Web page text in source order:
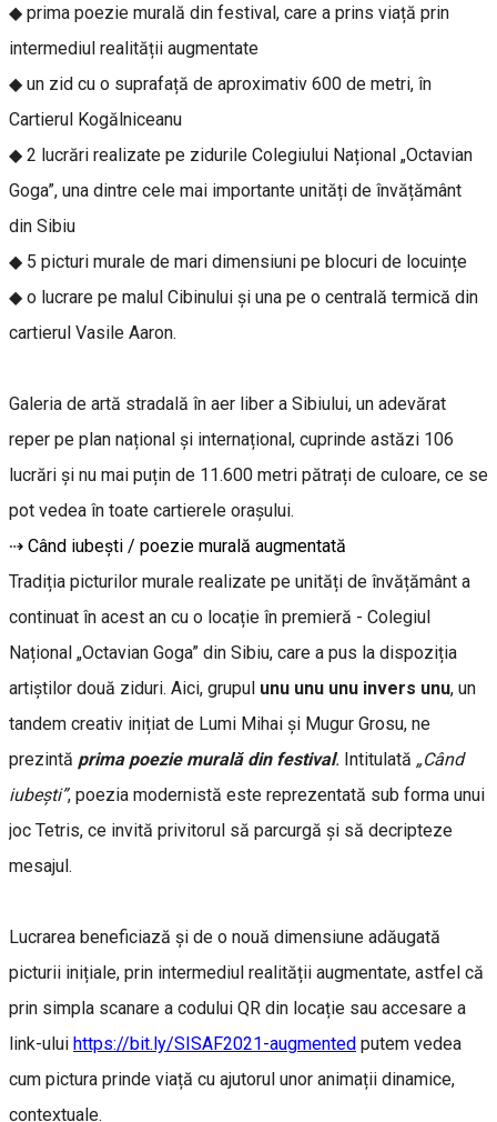
◆ prima poezie murală din festival, care a prins viață prin
intermediul realității augmentate
◆ un zid cu o suprafață de aproximativ 600 de metri, în
Cartierul Kogălniceanu
◆ 2 lucrări realizate pe zidurile Colegiului Național „Octavian
Goga”, una dintre cele mai importante unități de învățământ
din Sibiu
◆ 5 picturi murale de mari dimensiuni pe blocuri de locuințe
◆ o lucrare pe malul Cibinului și una pe o centrală termică din
cartierul Vasile Aaron.
Galeria de artă stradală în aer liber a Sibiului, un adevărat
reper pe plan național și internațional, cuprinde astăzi 106
lucrări și nu mai puțin de 11.600 metri pătrați de culoare, ce se
pot vedea în toate cartierele orașului.
⇢ Când iubești / poezie murală augmentată
Tradiția picturilor murale realizate pe unități de învățământ a
continuat în acest an cu o locație în premieră - Colegiul
Național „Octavian Goga” din Sibiu, care a pus la dispoziția
artiștilor două ziduri. Aici, grupul unu unu unu invers unu, un
tandem creativ inițiat de Lumi Mihai și Mugur Grosu, ne
prezintă prima poezie murală din festival. Intitulată „Când
iubești”, poezia modernistă este reprezentată sub forma unui
joc Tetris, ce invită privitorul să parcurgă și să decripteze
mesajul.
Lucrarea beneficiază și de o nouă dimensiune adăugată
picturii inițiale, prin intermediul realității augmentate, astfel că
prin simpla scanare a codului QR din locație sau accesare a
link-ului https://bit.ly/SISAF2021-augmented putem vedea
cum pictura prinde viață cu ajutorul unor animații dinamice,
contextuale.